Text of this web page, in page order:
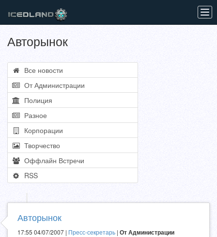
Авторынок
Все новости
От Администрации
Полиция
Разное
Корпорации
Творчество
Оффлайн Встречи
RSS
Авторынок
17:55 04/07/2007 | Пресс-секретарь | От Администрации